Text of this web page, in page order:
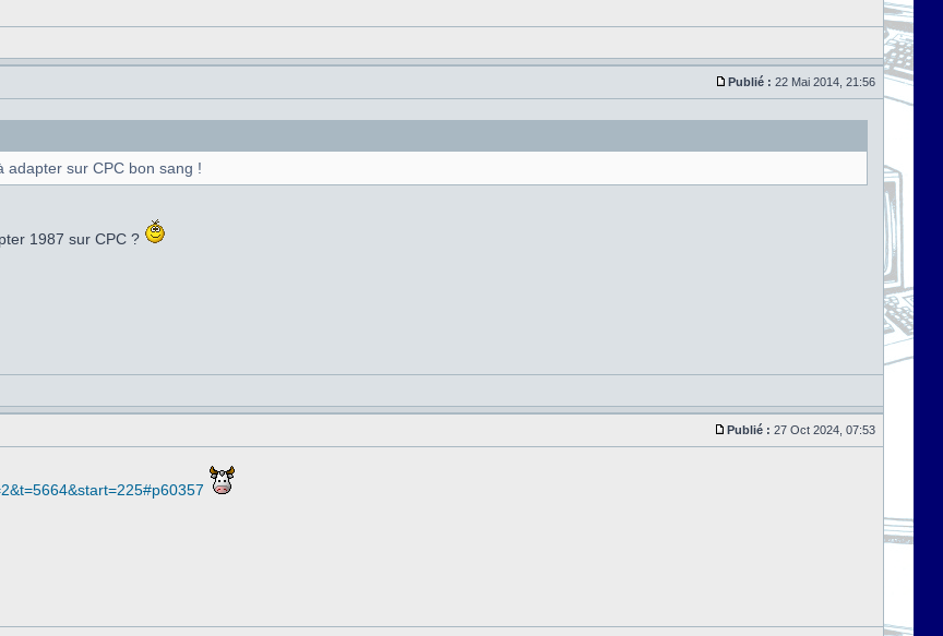
Publié : 22 Mai 2014, 21:56
adapter sur CPC bon sang !
1987 sur CPC ?
Publié : 27 Oct 2024, 07:53